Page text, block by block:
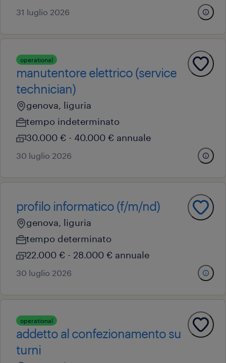
31 luglio 2026
operational
manutentore elettrico (service
technician)
genova, liguria
tempo indeterminato
30.000 € - 40.000 € annuale
30 luglio 2026
profilo informatico (f/m/nd)
genova, liguria
tempo determinato
22.000 € - 28.000 € annuale
30 luglio 2026
operational
addetto al confezionamento su
turni